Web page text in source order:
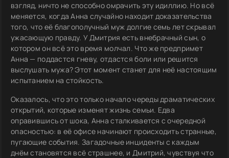
взгляд, ничто не способно омрачить эту идиллию. Но всё
меняется, когда Анна случайно находит доказательства
того, что её благополучный муж долгие семь лет скрывал
ужасающую правду. У Дмитрия есть внебрачный сын, о
котором он всё это время молчал. Что же предпримет
Анна — поддастся гневу, отдастся боли или решится
выслушать мужа? Этот момент станет для неё настоящим
испытанием на стойкость.
Оказалось, что это только начало череды драматических
открытий, которые изменят жизнь семьи. Едва
оправившись от шока, Анна сталкивается с очередной
опасностью: в её офисе начинают происходить странные,
пугающие события. Загадочные инциденты с каждым
днём становятся всё страшнее, и Дмитрий, чувствуя что